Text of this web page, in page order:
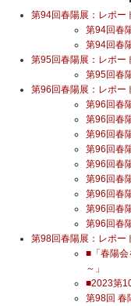
第94回春陽展：レポー
第94回春
第94回春
第95回春陽展：レポー
第95回春
第96回春陽展：レポー
第96回春
第96回春
第96回春
第96回春
第96回春
第96回春
第96回春
第96回春
第96回春
第98回春陽展：レポー
■「春陽会
～」
■2023第
第98回 春